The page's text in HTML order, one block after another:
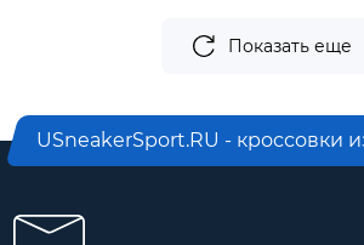
Показать еще
USneakerSport.RU - кроссовки